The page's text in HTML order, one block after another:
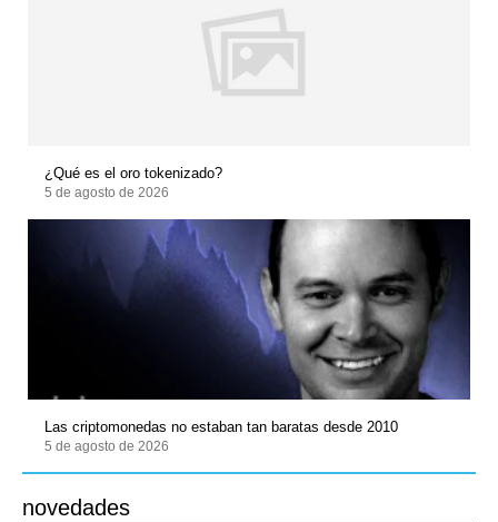
¿Qué es el oro tokenizado?
5 de agosto de 2026
Las criptomonedas no estaban tan baratas desde 2010
5 de agosto de 2026
novedades